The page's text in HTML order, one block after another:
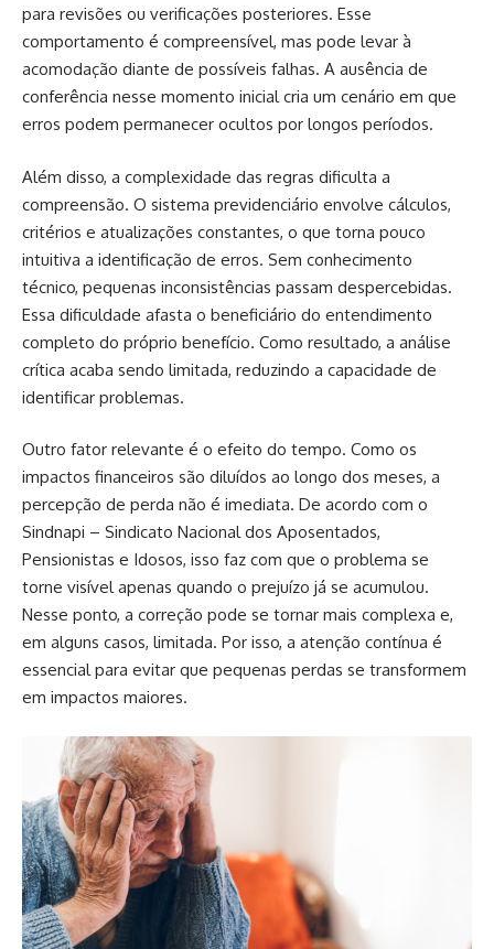
para revisões ou verificações posteriores. Esse
comportamento é compreensível, mas pode levar à
acomodação diante de possíveis falhas. A ausência de
conferência nesse momento inicial cria um cenário em que
erros podem permanecer ocultos por longos períodos.
Além disso, a complexidade das regras dificulta a
compreensão. O sistema previdenciário envolve cálculos,
critérios e atualizações constantes, o que torna pouco
intuitiva a identificação de erros. Sem conhecimento
técnico, pequenas inconsistências passam despercebidas.
Essa dificuldade afasta o beneficiário do entendimento
completo do próprio benefício. Como resultado, a análise
crítica acaba sendo limitada, reduzindo a capacidade de
identificar problemas.
Outro fator relevante é o efeito do tempo. Como os
impactos financeiros são diluídos ao longo dos meses, a
percepção de perda não é imediata. De acordo com o
Sindnapi – Sindicato Nacional dos Aposentados,
Pensionistas e Idosos, isso faz com que o problema se
torne visível apenas quando o prejuízo já se acumulou.
Nesse ponto, a correção pode se tornar mais complexa e,
em alguns casos, limitada. Por isso, a atenção contínua é
essencial para evitar que pequenas perdas se transformem
em impactos maiores.